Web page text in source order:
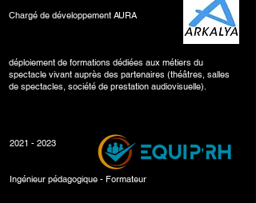
Chargé de développement AURA
déploiement de formations dédiées aux métiers du
spectacle vivant auprès des partenaires (théâtres, salles
de spectacles, société de prestation audiovisuelle).
2021 - 2023
Ingénieur pédagogique - Formateur